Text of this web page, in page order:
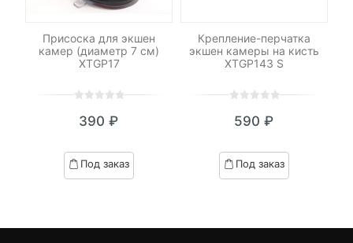
Присоска для экшен
камер (диаметр 7 см)
XTGP17
out
based
on
390 ₽
Под заказ
Крепление-перчатка
экшен камеры на кисть
XTGP143 S
out
based
on
590 ₽
Под заказ